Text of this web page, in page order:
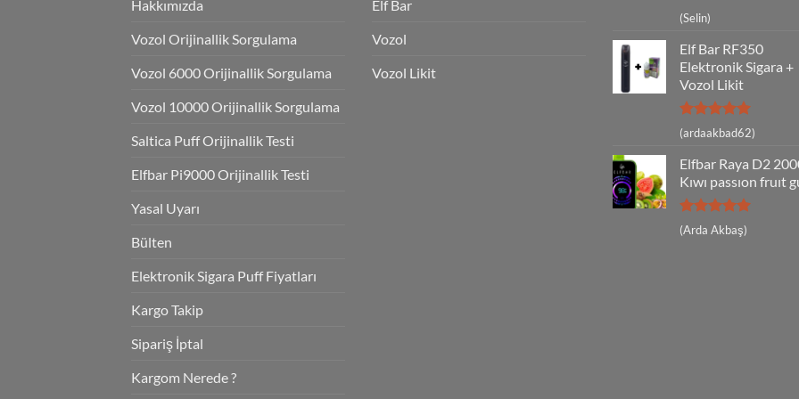
Hakkımızda
Vozol Orijinallik Sorgulama
Vozol 6000 Orijinallik Sorgulama
Vozol 10000 Orijinallik Sorgulama
Saltica Puff Orijinallik Testi
Elfbar Pi9000 Orijinallik Testi
Yasal Uyarı
Bülten
Elektronik Sigara Puff Fiyatları
Kargo Takip
Sipariş İptal
Kargom Nerede ?
Elf Bar
Vozol
Vozol Likit
5 üzerinden
5
oy aldı
(Selin)
Elf Bar RF350
Elektronik Sigara +
Vozol Likit
5 üzerinden
5
(ardaakbad62)
Elfbar Raya D2
Kıwı passıon fruıt
5 üzerinden
5
(Arda Akbaş)